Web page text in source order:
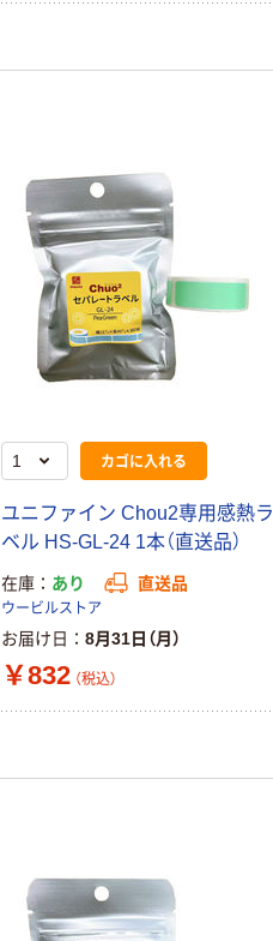
カゴに入れる
ユニファイン Chou2専用感熱ラ
ベル HS-GL-24 1本（直送品）
在庫 あり 直送品
ウービルストア
お届け日 8月31日（月）
￥832 （税込）